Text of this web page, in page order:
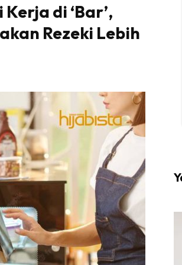
fashion muslimah terkini di
di ‘Bar’,
Rezeki Lebih